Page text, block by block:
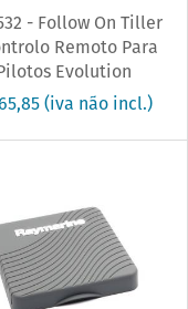
- Follow On Tiller
Remoto Para
Evolution
(iva não incl.)